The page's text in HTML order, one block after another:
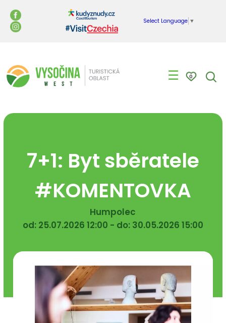
Select Language ▼
☰ 0
7+1: Byt sběratele
#KOMENTOVKA
Humpolec
od: 25.07.2026 12:00 - do: 30.05.2026 15:00